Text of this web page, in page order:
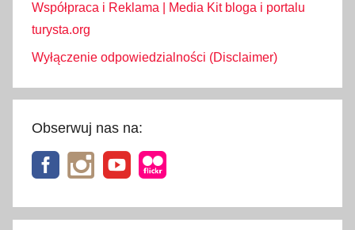
Współpraca i Reklama | Media Kit bloga i portalu
turysta.org
Wyłączenie odpowiedzialności (Disclaimer)
Obserwuj nas na: